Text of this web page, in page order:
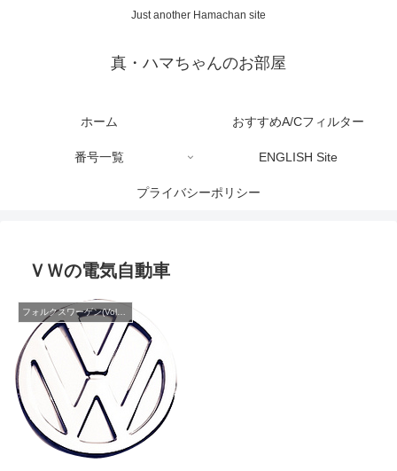
Just another Hamachan site
真・ハマちゃんのお部屋
ホーム おすすめA/Cフィルター
番号一覧 ENGLISH Site
プライバシーポリシー
ＶＷの電気自動車
フォルクスワーゲン(Volks Wagen)